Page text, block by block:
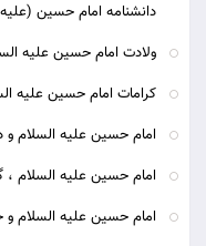
دانشنامه امام حسين (علیه
ولادت امام حسین علیه
کرامات امام حسین علیه
امام حسین علیه السلام و
امام حسین علیه السلام ،
امام حسین علیه السلام